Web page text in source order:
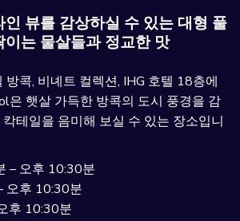
인 뷰를 감상하실 수 있는 대형 풀
이는 물살들과 정교한 맛
방콕, 비녜트 컬렉션, IHG 호텔 18층에
은 햇살 가득한 방콕의 도시 풍경을 감
테일을 음미해 보실 수 있는 장소입니
– 오후 10:30분
오후 10:30분
후 10:30분